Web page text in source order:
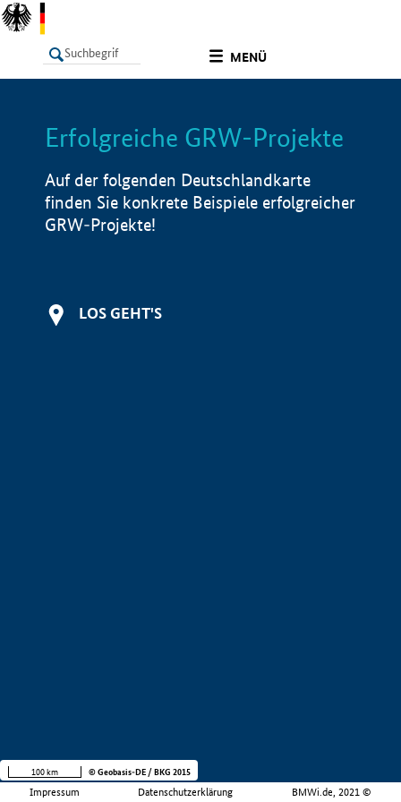
MENÜ
LISTE Info
Erfolgreiche GRW-Projekte
Auf der folgenden Deutschlandkarte
finden Sie konkrete Beispiele erfolgreicher
GRW-Projekte!
LOS GEHT'S
Impressum Datenschutzerklärung BMWi.de, 2021 ©
100 km © Geobasis-DE / BKG 2015